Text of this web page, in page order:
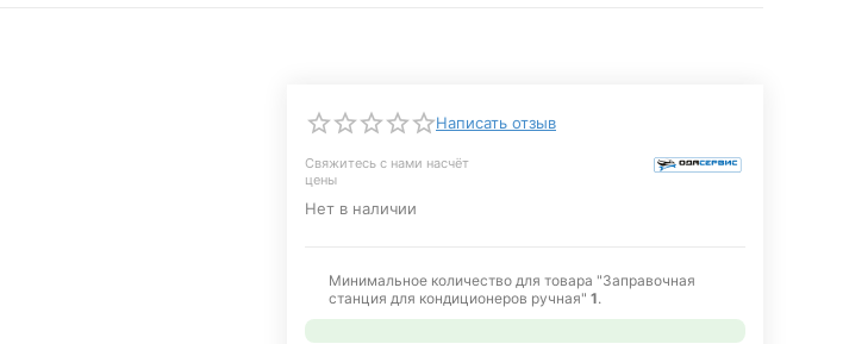
Написать отзыв
Свяжитесь с нами насчёт
цены
Нет в наличии
Минимальное количество для товара "Заправочная
станция для кондиционеров ручная" 1.